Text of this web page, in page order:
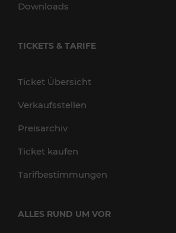
Downloads
TICKETS & TARIFE
Ticket Übersicht
Verkaufsstellen
Preisarchiv
Ticket kaufen
Tarifbestimmungen
ALLES RUND UM VOR